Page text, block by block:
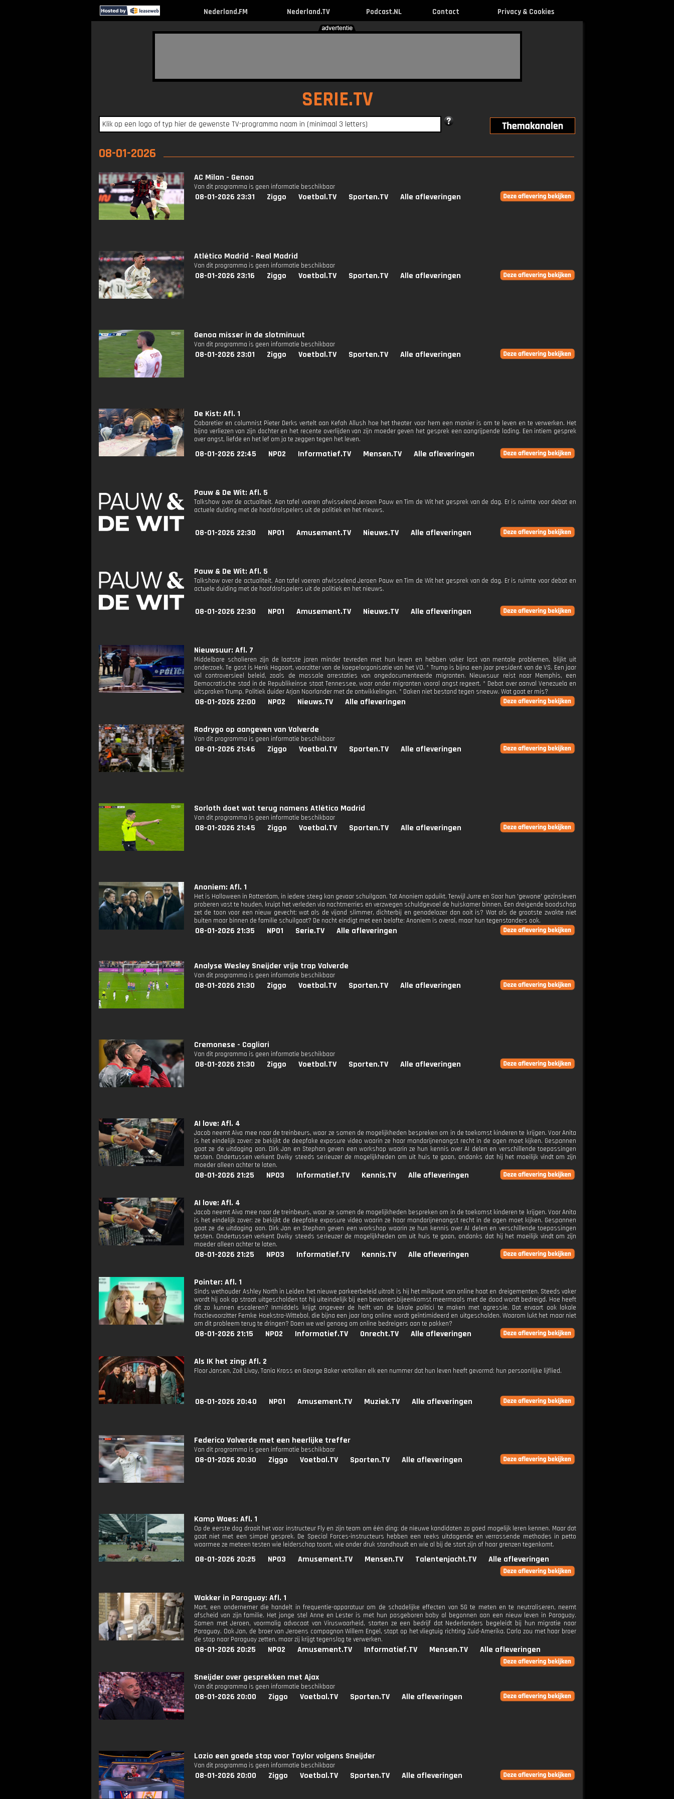
Nederland.FM Nederland.TV Podcast.NL Contact Privacy & Cookies
SERIE.TV
08-01-2026
AC Milan - Genoa
Van dit programma is geen informatie beschikbaar
08-01-2026 23:31 Ziggo Voetbal.TV Sporten.TV Alle afleveringen
Atlético Madrid - Real Madrid
Van dit programma is geen informatie beschikbaar
08-01-2026 23:16 Ziggo Voetbal.TV Sporten.TV Alle afleveringen
Genoa misser in de slotminuut
Van dit programma is geen informatie beschikbaar
08-01-2026 23:01 Ziggo Voetbal.TV Sporten.TV Alle afleveringen
De Kist: Afl. 1
Cabaretier en columnist Pieter Derks vertelt aan Kefah Allush hoe het theater voor hem een manier is om te leven en te verwerken. Het
bijna verliezen van zijn dochter en het recente overlijden van zijn moeder geven het gesprek een aangrijpende lading. Een intiem gesprek
over angst, liefde en het lef om ja te zeggen tegen het leven.
08-01-2026 22:45 NPO2 Informatief.TV Mensen.TV Alle afleveringen
Pauw & De Wit: Afl. 5
Talkshow over de actualiteit. Aan tafel voeren afwisselend Jeroen Pauw en Tim de Wit het gesprek van de dag. Er is ruimte voor debat en
actuele duiding met de hoofdrolspelers uit de politiek en het nieuws.
08-01-2026 22:30 NPO1 Amusement.TV Nieuws.TV Alle afleveringen
Pauw & De Wit: Afl. 5
Talkshow over de actualiteit. Aan tafel voeren afwisselend Jeroen Pauw en Tim de Wit het gesprek van de dag. Er is ruimte voor debat en
actuele duiding met de hoofdrolspelers uit de politiek en het nieuws.
08-01-2026 22:30 NPO1 Amusement.TV Nieuws.TV Alle afleveringen
Nieuwsuur: Afl. 7
Middelbare scholieren zijn de laatste jaren minder tevreden met hun leven en hebben vaker last van mentale problemen, blijkt uit
onderzoek. Te gast is Henk Hagoort, voorzitter van de koepelorganisatie van het VO. * Trump is bijna een jaar president van de VS. Een jaar
vol controversieel beleid, zoals de massale arrestaties van ongedocumenteerde migranten. Nieuwsuur reist naar Memphis, een
Democratische stad in de Republikeinse staat Tennessee, waar onder migranten vooral angst regeert. * Debat over aanval Venezuela en
uitspraken Trump. Politiek duider Arjan Noorlander met de ontwikkelingen. * Daken niet bestand tegen sneeuw. Wat gaat er mis?
08-01-2026 22:00 NPO2 Nieuws.TV Alle afleveringen
Rodrygo op aangeven van Valverde
Van dit programma is geen informatie beschikbaar
08-01-2026 21:46 Ziggo Voetbal.TV Sporten.TV Alle afleveringen
Sorloth doet wat terug namens Atlético Madrid
Van dit programma is geen informatie beschikbaar
08-01-2026 21:45 Ziggo Voetbal.TV Sporten.TV Alle afleveringen
Anoniem: Afl. 1
Het is Halloween in Rotterdam, in iedere steeg kan gevaar schuilgaan. Tot Anoniem opduikt. Terwijl Jurre en Saar hun 'gewone' gezinsleven
proberen vast te houden, kruipt het verleden via nachtmerries en verzwegen schuldgevoel de huiskamer binnen. Een dreigende boodschap
zet de toon voor een nieuw gevecht: wat als de vijand slimmer, dichterbij en genadelozer dan ooit is? Wat als de grootste zwakte niet
buiten maar binnen de familie schuilgaat? De nacht eindigt met een belofte: Anoniem is overal, maar hun tegenstanders ook.
08-01-2026 21:35 NPO1 Serie.TV Alle afleveringen
Analyse Wesley Sneijder vrije trap Valverde
Van dit programma is geen informatie beschikbaar
08-01-2026 21:30 Ziggo Voetbal.TV Sporten.TV Alle afleveringen
Cremonese - Cagliari
Van dit programma is geen informatie beschikbaar
08-01-2026 21:30 Ziggo Voetbal.TV Sporten.TV Alle afleveringen
AI love: Afl. 4
Jacob neemt Aiva mee naar de treinbeurs, waar ze samen de mogelijkheden bespreken om in de toekomst kinderen te krijgen. Voor Anita
is het eindelijk zover: ze bekijkt de deepfake exposure video waarin ze haar mandarijnenangst recht in de ogen moet kijken. Gespannen
gaat ze de uitdaging aan. Dirk Jan en Stephan geven een workshop waarin ze hun kennis over AI delen en verschillende toepassingen
testen. Ondertussen verkent Dwiky steeds serieuzer de mogelijkheden om uit huis te gaan, ondanks dat hij het moeilijk vindt om zijn
moeder alleen achter te laten.
08-01-2026 21:25 NPO3 Informatief.TV Kennis.TV Alle afleveringen
AI love: Afl. 4
Jacob neemt Aiva mee naar de treinbeurs, waar ze samen de mogelijkheden bespreken om in de toekomst kinderen te krijgen. Voor Anita
is het eindelijk zover: ze bekijkt de deepfake exposure video waarin ze haar mandarijnenangst recht in de ogen moet kijken. Gespannen
gaat ze de uitdaging aan. Dirk Jan en Stephan geven een workshop waarin ze hun kennis over AI delen en verschillende toepassingen
testen. Ondertussen verkent Dwiky steeds serieuzer de mogelijkheden om uit huis te gaan, ondanks dat hij het moeilijk vindt om zijn
moeder alleen achter te laten.
08-01-2026 21:25 NPO3 Informatief.TV Kennis.TV Alle afleveringen
Pointer: Afl. 1
Sinds wethouder Ashley North in Leiden het nieuwe parkeerbeleid uitrolt is hij het mikpunt van online haat en dreigementen. Steeds vaker
wordt hij ook op straat uitgescholden tot hij uiteindelijk bij een bewonersbijeenkomst meermaals met de dood wordt bedreigd. Hoe heeft
dit zo kunnen escaleren? Inmiddels krijgt ongeveer de helft van de lokale politici te maken met agressie. Dat ervaart ook lokale
fractievoorzitter Femke Hoekstra-Wittebol, die bijna een jaar lang online wordt geïntimideerd en uitgescholden. Waarom lukt het maar niet
om dit probleem terug te dringen? Doen we wel genoeg om online bedreigers aan te pakken?
08-01-2026 21:15 NPO2 Informatief.TV Onrecht.TV Alle afleveringen
Als IK het zing: Afl. 2
Floor Jansen, Zoë Livay, Tania Kross en George Baker vertolken elk een nummer dat hun leven heeft gevormd: hun persoonlijke lijflied.
08-01-2026 20:40 NPO1 Amusement.TV Muziek.TV Alle afleveringen
Federico Valverde met een heerlijke treffer
Van dit programma is geen informatie beschikbaar
08-01-2026 20:30 Ziggo Voetbal.TV Sporten.TV Alle afleveringen
Kamp Waes: Afl. 1
Op de eerste dag draait het voor instructeur Fly en zijn team om één ding: de nieuwe kandidaten zo goed mogelijk leren kennen. Maar dat
gaat niet met een simpel gesprek. De Special Forces-instructeurs hebben een reeks uitdagende en verrassende methodes in petto
waarmee ze meteen testen wie leiderschap toont, wie onder druk standhoudt en wie al bij de start zijn of haar grenzen tegenkomt.
08-01-2026 20:25 NPO3 Amusement.TV Mensen.TV Talentenjacht.TV Alle afleveringen
Wakker in Paraguay: Afl. 1
Mart, een ondernemer die handelt in frequentie-apparatuur om de schadelijke effecten van 5G te meten en te neutraliseren, neemt
afscheid van zijn familie. Het jonge stel Anne en Lester is met hun pasgeboren baby al begonnen aan een nieuw leven in Paraguay.
Samen met Jeroen, voormalig advocaat van Viruswaarheid, starten ze een bedrijf dat Nederlanders begeleidt bij hun migratie naar
Paraguay. Ook Jan, de broer van Jeroens compagnon Willem Engel, stapt op het vliegtuig richting Zuid-Amerika. Carla zou met haar broer
de stap naar Paraguay zetten, maar zij krijgt tegenslag te verwerken.
08-01-2026 20:25 NPO2 Amusement.TV Informatief.TV Mensen.TV Alle afleveringen
Sneijder over gesprekken met Ajax
Van dit programma is geen informatie beschikbaar
08-01-2026 20:00 Ziggo Voetbal.TV Sporten.TV Alle afleveringen
Lazio een goede stap voor Taylor volgens Sneijder
Van dit programma is geen informatie beschikbaar
08-01-2026 20:00 Ziggo Voetbal.TV Sporten.TV Alle afleveringen